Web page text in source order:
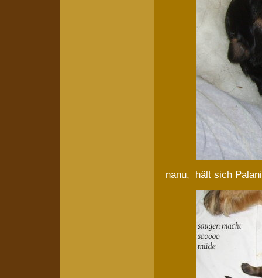
nanu, hält sich